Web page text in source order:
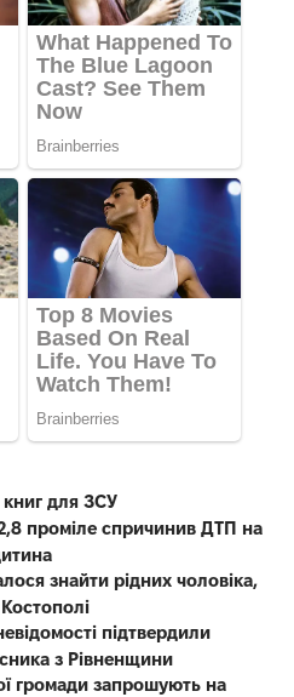
книг для ЗСУ
проміле спричинив ДТП на
знайти рідних чоловіка,
підтвердили
з Рівненщини
громади запрошують на